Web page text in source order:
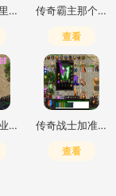
原始传奇哪里打钱快一点 传奇霸主那个职业好玩
查看
传奇什么职业输出高一点的 传奇战士加准确还是躲避
查看